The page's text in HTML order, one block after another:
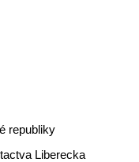
republiky
Liberecka